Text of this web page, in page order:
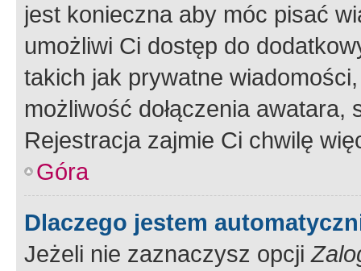
jest konieczna aby móc pisać
umożliwi Ci dostęp do
takich jak prywatne
możliwość dołączenia
Rejestracja zajmie Ci chwilę
Góra
Dlaczego jestem
Jeżeli nie zaznaczysz opcji